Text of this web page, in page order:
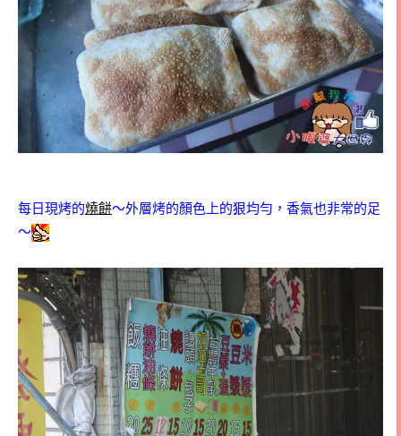
每日現烤的燒餅～外層烤的顏色上的狠均勻，香氣也非常的足
～